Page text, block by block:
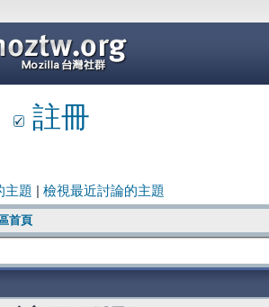
註冊
主題 檢視最近討論的主題
首頁